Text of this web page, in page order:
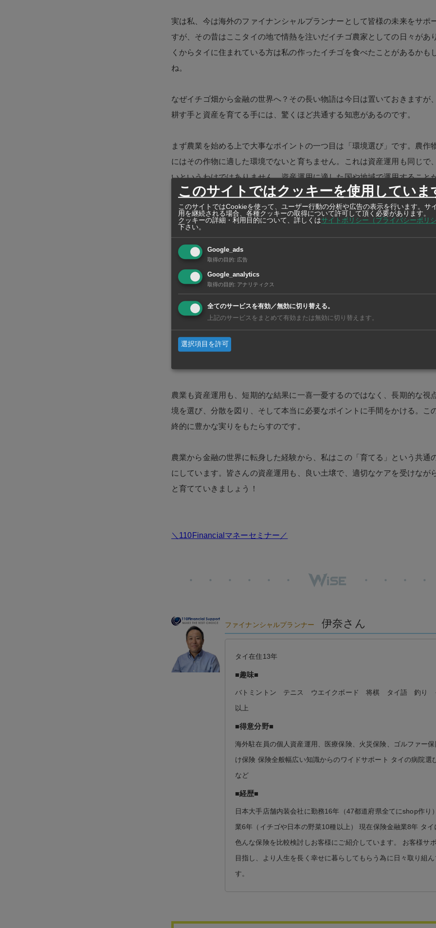
実は私、今は海外のファイナンシャルプランナーとして皆様の未来をサポ
すが、その昔はここタイの地で情熱を注いだイチゴ農家としての日々があ
くからタイに住まれている方は私の作ったイチゴを食べたことがあるかも
ね。
なぜイチゴ畑から金融の世界へ？その長い物語は今日は置いておきますが
耕す手と資産を育てる手には、驚くほど共通する知恵があるのです。
まず農業を始める上で大事なポイントの一つ目は「環境選び」です。農作
にはその作物に適した環境でないと育ちません。これは資産運用も同じで
いというわけではありません。資産運用に適した国や地域で運用すること
てきます。
二つ目は「時間」です。私が農業を始めてからは幾度と失敗を繰り返して
いく収穫を得るまでに約3年。自信を持って「私のイチゴ」と言えるまで
月を要しました。資産形成も同じです。時間という最大の味方を信じるこ
実りへの道なのです。
三つ目の共通点は「分散」の重要性です。農業では一つの作物だけに頼る
候不良で全滅するリスクがあります。私もメインではイチゴを育てていま
はトマトやさつまいもなども同時に育てることで万が一イチゴが不作だっ
応できるようにしていました。資産運用も同じで、一つの商品や地域に集
農業も資産運用も、短期的な結果に一喜一憂するのではなく、長期的な視
境を選び、分散を図り、そして本当に必要なポイントに手間をかける。こ
終的に豊かな実りをもたらすのです。
農業から金融の世界に転身した経験から、私はこの「育てる」という共通
にしています。皆さんの資産運用も、良い土壌で、適切なケアを受けなが
と育てていきましょう！
＼110Financialマネーセミナー／
ファイナンシャルプランナー 伊奈さん
タイ在住13年
■趣味■
バトミントン テニス ウエイクボード 将棋 タイ語 釣り
以上
■得意分野■
海外駐在員の個人資産運用、医療保険、火災保険、ゴルファー
け保険 保険全般幅広い知識からのワイドサポート タイの病院選
など
■経歴■
日本大手店舗内装会社に勤務16年（47都道府県全てにshop作り
業6年（イチゴや日本の野菜10種以上） 現在保険金融業8年 タイ
色んな保険を比較検討しお客様にご紹介しています。 お客様サ
目指し、より人生を長く幸せに暮らしてもらう為に日々取り組
す。
このサイトではクッキーを使用していま
このサイトではCookieを使って、ユーザー行動の分析や広告の表示を行います。サ
用を継続される場合、各種クッキーの取得について許可して頂く必要があります。
クッキーの詳細・利用目的について、詳しくはサイトポリシー（プライバシーポリ
下さい。
Google_ads
取得の目的: 広告
Google_analytics
取得の目的: アナリティクス
全てのサービスを有効／無効に切り替える。
上記のサービスをまとめて有効または無効に切り替えます。
選択項目を許可